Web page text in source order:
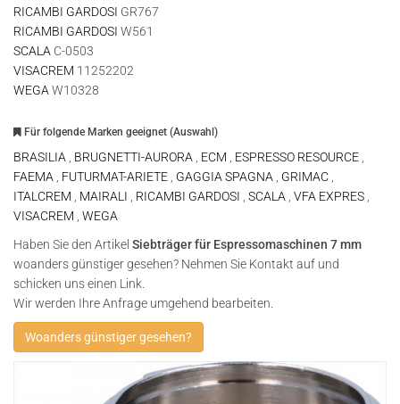
RICAMBI GARDOSI GR767
RICAMBI GARDOSI W561
SCALA C-0503
VISACREM 11252202
WEGA W10328
Für folgende Marken geeignet (Auswahl)
BRASILIA BRUGNETTI-AURORA ECM ESPRESSO RESOURCE
FAEMA
FUTURMAT-ARIETE GAGGIA SPAGNA GRIMAC
ITALCREM
MAIRALI RICAMBI GARDOSI SCALA VFA EXPRES
VISACREM
WEGA
Haben Sie den Artikel Siebträger für Espressomaschinen 7 mm
woanders günstiger gesehen? Nehmen Sie Kontakt auf und
schicken uns einen Link.
Wir werden Ihre Anfrage umgehend bearbeiten.
Woanders günstiger gesehen?